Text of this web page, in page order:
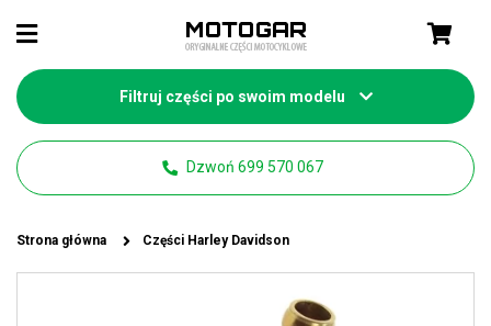
Filtruj części po swoim modelu
Dzwoń 699 570 067
Strona główna Części Harley Davidson